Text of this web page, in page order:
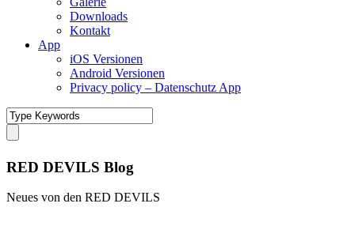
Downloads
Kontakt
App
iOS Versionen
Android Versionen
Privacy policy – Datenschutz App
RED DEVILS Blog
Neues von den RED DEVILS